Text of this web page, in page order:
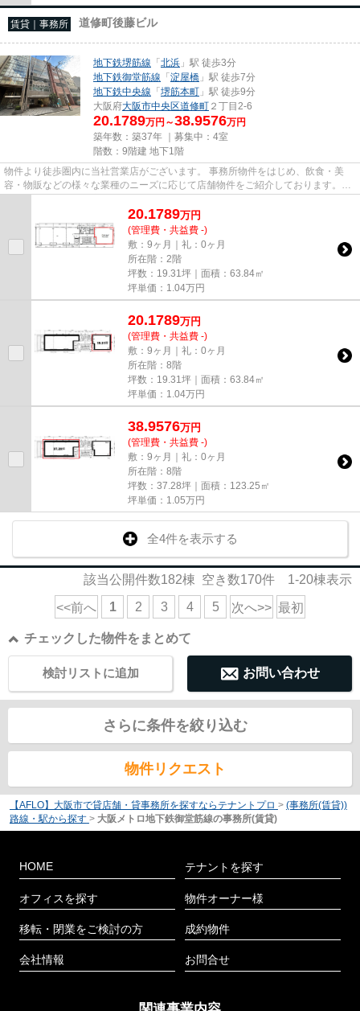
賃貸｜事務所 道修町後藤ビル
地下鉄堺筋線 「北浜 」駅 徒歩3分
地下鉄御堂筋線 「淀屋橋 」駅 徒歩7分
地下鉄中央線 「堺筋本町 」駅 徒歩9分
大阪府大阪市中央区道修町 ２丁目2-6
20.1789万円～38.9576万円
築年数：築37年 ｜募集中： 4室
階数：9階建 地下1階
物件より徒歩圏内に当社営業店がございます。 事務所物件をはじめ、飲食・美
容・物販などの様々な業種のニーズに応じて店舗物件をご紹介しております。
尚、弊社ではおとり広告は一切...
20.1789万円
(管理費・共益費 -)
敷：9ヶ月｜礼：0ヶ月
所在階：2階
坪数：19.31坪｜面積：63.84㎡
坪単価： 1.04万円
20.1789万円
(管理費・共益費 -)
敷：9ヶ月｜礼：0ヶ月
所在階：8階
坪数：19.31坪｜面積：63.84㎡
坪単価： 1.04万円
38.9576万円
(管理費・共益費 -)
敷：9ヶ月｜礼：0ヶ月
所在階：8階
坪数：37.28坪｜面積：123.25㎡
坪単価： 1.05万円
全4件を表示する
該当公開件数182棟 空き数170件 1-20棟表示
<<前へ 1 2 3 4 5 次へ>> 最初
チェックした物件をまとめて
お問い合わせ
検討リストに追加
さらに条件を絞り込む
物件リクエスト
【AFLO】大阪市で貸店舗・貸事務所を探すならテナントプロ > (事務所(賃貸))
路線・駅から探す > 大阪メトロ地下鉄御堂筋線の事務所(賃貸)
HOME
オフィスを探す
移転・閉業をご検討の方
会社情報
テナントを探す
物件オーナー様
成約物件
お問合せ